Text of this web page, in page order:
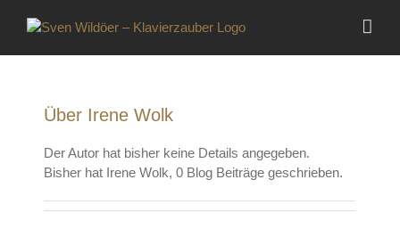
Inhalt
Über Irene Wolk
Der Autor hat bisher keine Details angegeben.
Bisher hat Irene Wolk, 0 Blog Beiträge geschrieben.